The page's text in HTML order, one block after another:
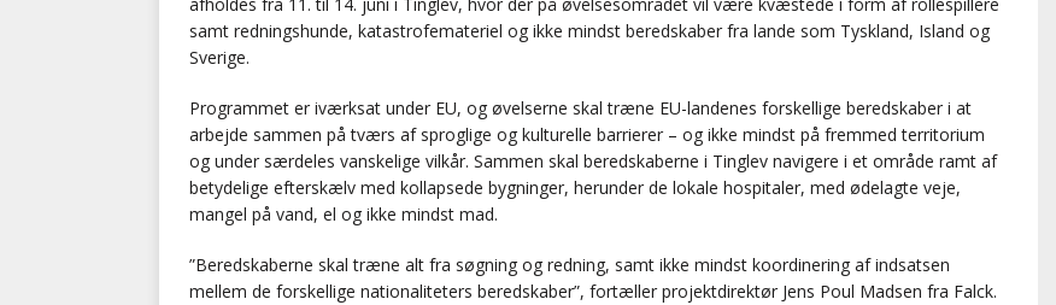
samt redningshunde, katastrofemateriel og ikke mindst beredskaber fra lande som Tyskland, Island og
Sverige.
Programmet er iværksat under EU, og øvelserne skal træne EU-landenes forskellige beredskaber i at
arbejde sammen på tværs af sproglige og kulturelle barrierer – og ikke mindst på fremmed territorium
og under særdeles vanskelige vilkår. Sammen skal beredskaberne i Tinglev navigere i et område ramt af
betydelige efterskælv med kollapsede bygninger, herunder de lokale hospitaler, med ødelagte veje,
mangel på vand, el og ikke mindst mad.
”Beredskaberne skal træne alt fra søgning og redning, samt ikke mindst koordinering af indsatsen
mellem de forskellige nationaliteters beredskaber”, fortæller projektdirektør Jens Poul Madsen fra Falck.